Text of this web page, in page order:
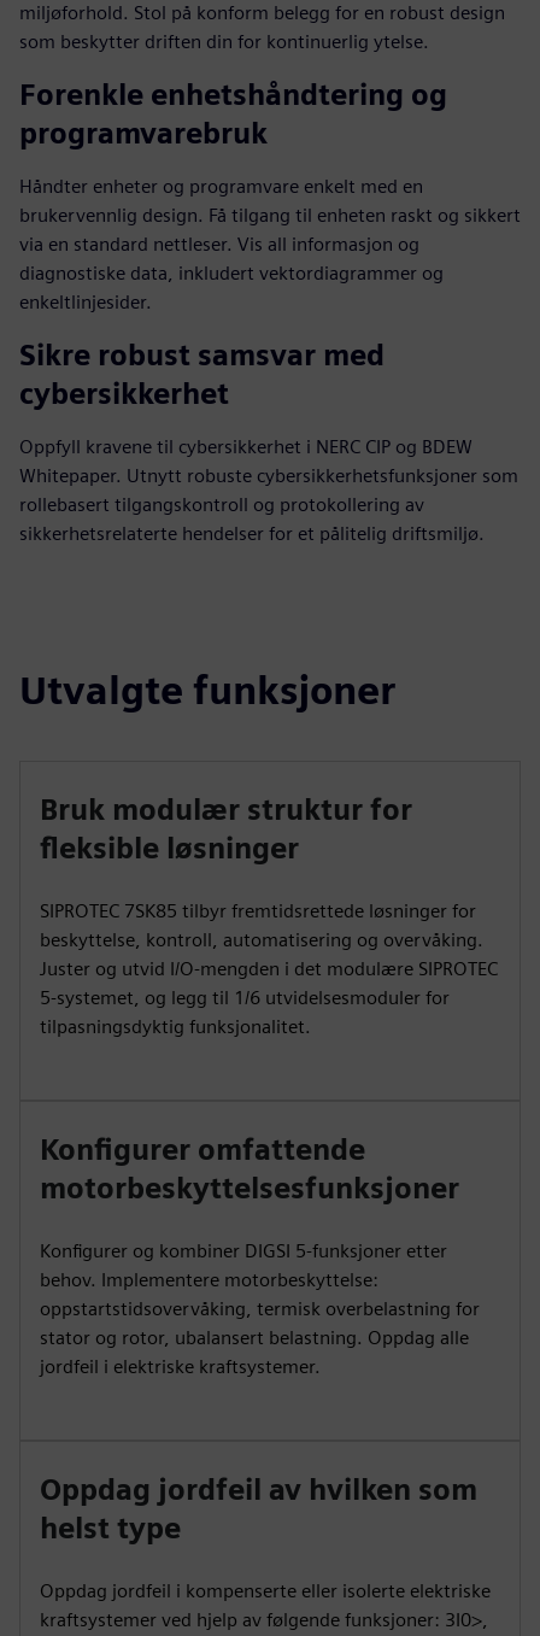
miljøforhold. Stol på konform belegg for en robust design
som beskytter driften din for kontinuerlig ytelse.
Forenkle enhetshåndtering og
programvarebruk
Håndter enheter og programvare enkelt med en
brukervennlig design. Få tilgang til enheten raskt og sikkert
via en standard nettleser. Vis all informasjon og
diagnostiske data, inkludert vektordiagrammer og
enkeltlinjesider.
Sikre robust samsvar med
cybersikkerhet
Oppfyll kravene til cybersikkerhet i NERC CIP og BDEW
Whitepaper. Utnytt robuste cybersikkerhetsfunksjoner som
rollebasert tilgangskontroll og protokollering av
sikkerhetsrelaterte hendelser for et pålitelig driftsmiljø.
Utvalgte funksjoner
Bruk modulær struktur for
fleksible løsninger
SIPROTEC 7SK85 tilbyr fremtidsrettede løsninger for
beskyttelse, kontroll, automatisering og overvåking.
Juster og utvid I/O-mengden i det modulære SIPROTEC
5-systemet, og legg til 1/6 utvidelsesmoduler for
tilpasningsdyktig funksjonalitet.
Konfigurer omfattende
motorbeskyttelsesfunksjoner
Konfigurer og kombiner DIGSI 5-funksjoner etter
behov. Implementere motorbeskyttelse:
oppstartstidsovervåking, termisk overbelastning for
stator og rotor, ubalansert belastning. Oppdag alle
jordfeil i elektriske kraftsystemer.
Oppdag jordfeil av hvilken som
helst type
Oppdag jordfeil i kompenserte eller isolerte elektriske
kraftsystemer ved hjelp av følgende funksjoner: 3I0>,